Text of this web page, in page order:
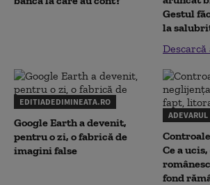
Gestul
la
EDITIADEDIMINEATA.RO
Google Earth a devenit,
pentru o zi, o fabrică de
imagini false
ADEVARUL
Ce a
fond